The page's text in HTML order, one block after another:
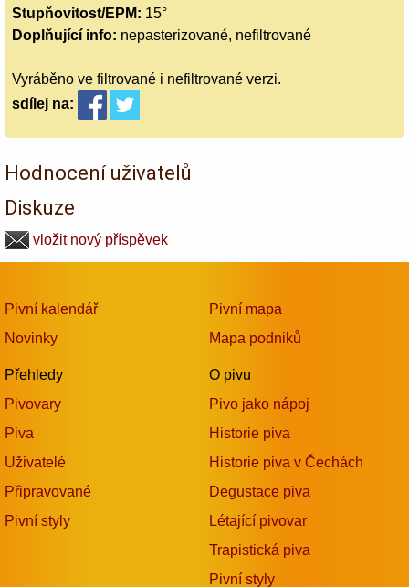
Stupňovitost/EPM: 15°
Doplňující info: nepasterizované, nefiltrované
Vyráběno ve filtrované i nefiltrované verzi.
sdílej na:
Hodnocení uživatelů
Diskuze
vložit nový příspěvek
Pivní kalendář
Novinky
Přehledy
Pivovary
Piva
Uživatelé
Připravované
Pivní styly
Pivní mapa
Mapa podniků
O pivu
Pivo jako nápoj
Historie piva
Historie piva v Čechách
Degustace piva
Létající pivovar
Trapistická piva
Pivní styly